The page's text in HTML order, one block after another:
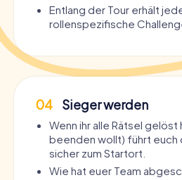
Entlang der Tour erhält
rollenspezifische
04 Sieger werden
Wenn ihr alle Rätsel
beenden wollt) führt euch
sicher zum Startort.
Wie hat euer Team